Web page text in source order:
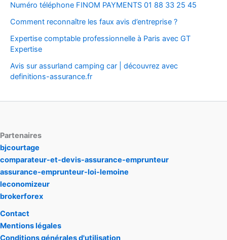
Numéro téléphone FINOM PAYMENTS 01 88 33 25 45
Comment reconnaître les faux avis d’entreprise ?
Expertise comptable professionnelle à Paris avec GT
Expertise
Avis sur assurland camping car | découvrez avec
definitions-assurance.fr
Partenaires
bjcourtage
comparateur-et-devis-assurance-emprunteur
assurance-emprunteur-loi-lemoine
leconomizeur
brokerforex
Contact
Mentions légales
Conditions générales d'utilisation